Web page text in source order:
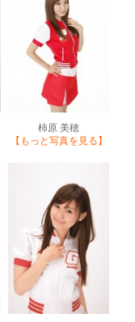
柿原 美穂
【もっと写真を見る】